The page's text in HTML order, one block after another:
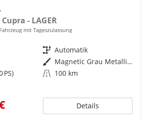
Cupra - LAGER
Fahrzeug mit Tageszulassung
Getriebe Automatik
Außenfarbe
Magnetic Grau Metallic (S7)
PS) Kilometerstand 100 km
Details